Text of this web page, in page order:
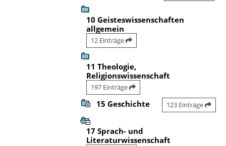
10 Geisteswissenschaften
allgemein
12 Einträge
11 Theologie,
Religionswissenschaft
197 Einträge
15 Geschichte 123 Einträge
17 Sprach- und
Literaturwissenschaft